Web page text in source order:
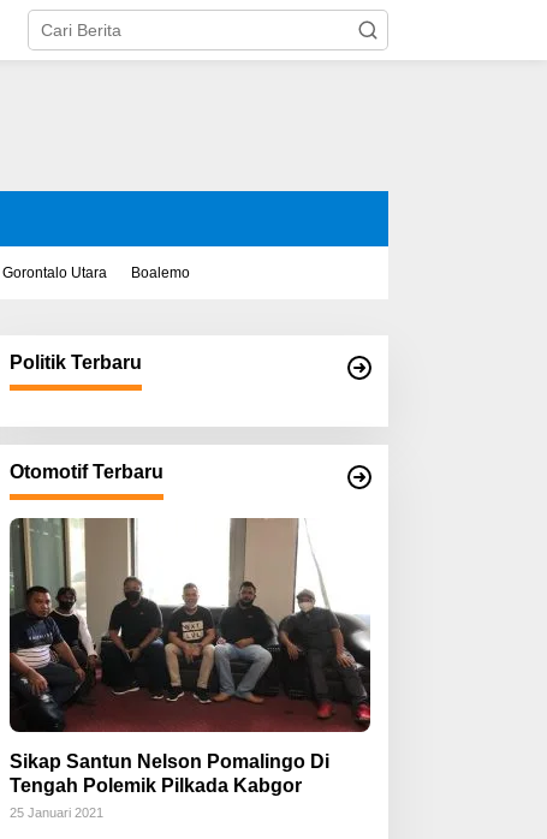
Gorontalo Utara Boalemo
Politik Terbaru
Otomotif Terbaru
Sikap Santun Nelson Pomalingo Di
Tengah Polemik Pilkada Kabgor
25 Januari 2021